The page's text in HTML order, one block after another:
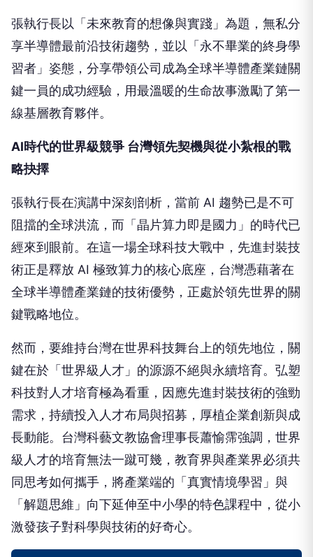
張執行長以「未來教育的想像與實踐」為題，無私分
享半導體最前沿技術趨勢，並以「永不畢業的終身學
習者」姿態，分享帶領公司成為全球半導體產業鏈關
鍵一員的成功經驗，用最溫暖的生命故事激勵了第一
線基層教育夥伴。
AI時代的世界級競爭 台灣領先契機與從小紮根的戰
略抉擇
張執行長在演講中深刻剖析，當前 AI 趨勢已是不可
阻擋的全球洪流，而「晶片算力即是國力」的時代已
經來到眼前。在這一場全球科技大戰中，先進封裝技
術正是釋放 AI 極致算力的核心底座，台灣憑藉著在
全球半導體產業鏈的技術優勢，正處於領先世界的關
鍵戰略地位。
然而，要維持台灣在世界科技舞台上的領先地位，關
鍵在於「世界級人才」的源源不絕與永續培育。弘塑
科技對人才培育極為看重，因應先進封裝技術的強勁
需求，持續投入人才布局與招募，厚植企業創新與成
長動能。台灣科藝文教協會理事長蕭愉霈強調，世界
級人才的培育無法一蹴可幾，教育界與產業界必須共
同思考如何攜手，將產業端的「真實情境學習」與
「解題思維」向下延伸至中小學的特色課程中，從小
激發孩子對科學與技術的好奇心。